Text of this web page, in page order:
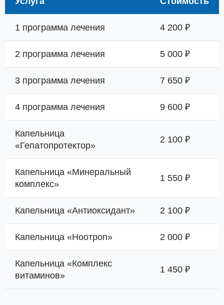
1 программа лечения 4 200 ₽
2 программа лечения 5 000 ₽
3 программа лечения 7 650 ₽
4 программа лечения 9 600 ₽
Капельница
«Гепатопротектор»
2 100 ₽
Капельница «Минеральный
комплекс»
1 550 ₽
Капельница «Антиоксидант» 2 100 ₽
Капельница «Ноотроп» 2 000 ₽
Капельница «Комплекс
витаминов»
1 450 ₽